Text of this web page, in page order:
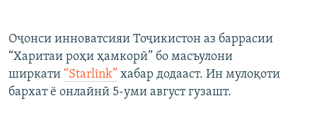
Оҷонси инноватсияи Тоҷикистон аз баррасии
“Харитаи роҳи ҳамкорӣ” бо масъулони
ширкати “Starlink” хабар додааст. Ин мулоқоти
бархат ё онлайнӣ 5-уми август гузашт.